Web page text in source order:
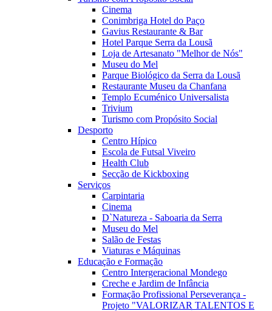
Cinema
Conimbriga Hotel do Paço
Gavius Restaurante & Bar
Hotel Parque Serra da Lousã
Loja de Artesanato "Melhor de Nós"
Museu do Mel
Parque Biológico da Serra da Lousã
Restaurante Museu da Chanfana
Templo Ecuménico Universalista
Trivium
Turismo com Propósito Social
Desporto
Centro Hípico
Escola de Futsal Viveiro
Health Club
Secção de Kickboxing
Serviços
Carpintaria
Cinema
D`Natureza - Saboaria da Serra
Museu do Mel
Salão de Festas
Viaturas e Máquinas
Educação e Formação
Centro Intergeracional Mondego
Creche e Jardim de Infância
Formação Profissional Perseverança -
Projeto "VALORIZAR TALENTOS E